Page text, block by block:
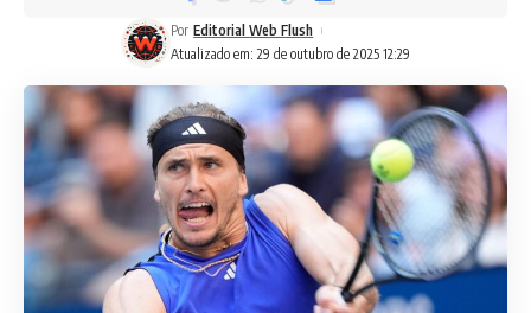
Atualizado em: 29 de outubro de 2025 12:29
Por Editorial Web Flush